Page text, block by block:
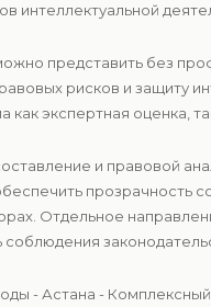
интеллектуальной
представить без
рисков и защиту
как экспертная оценка,
и правовой
прозрачность
Отдельное
- Астана -